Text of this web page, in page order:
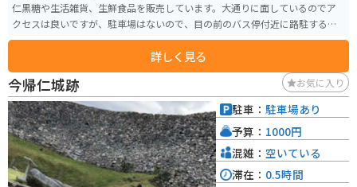
仁黒糖や生活雑貨、生鮮食品を販売しています。大通りに面しているのでア
クセスは良いですが、駐車場はないので、目の前のバス停付近に路駐するこ
とになります。
詳しく見る
今帰仁城跡 お気に入り
駐車： 駐車場あり
予算： 1000円
混雑： 空いている
滞在： 0.5時間